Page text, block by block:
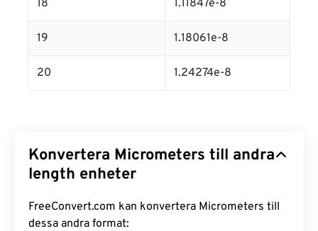
18 1.11847e-8
19 1.18061e-8
20 1.24274e-8
Konvertera Micrometers till andra
length enheter
FreeConvert.com kan konvertera Micrometers till
dessa andra format: